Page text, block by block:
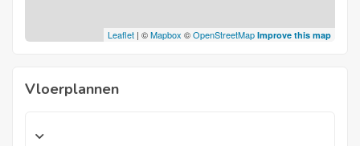
Leaflet | ©Mapbox ©OpenStreetMap Improve this map
Vloerplannen